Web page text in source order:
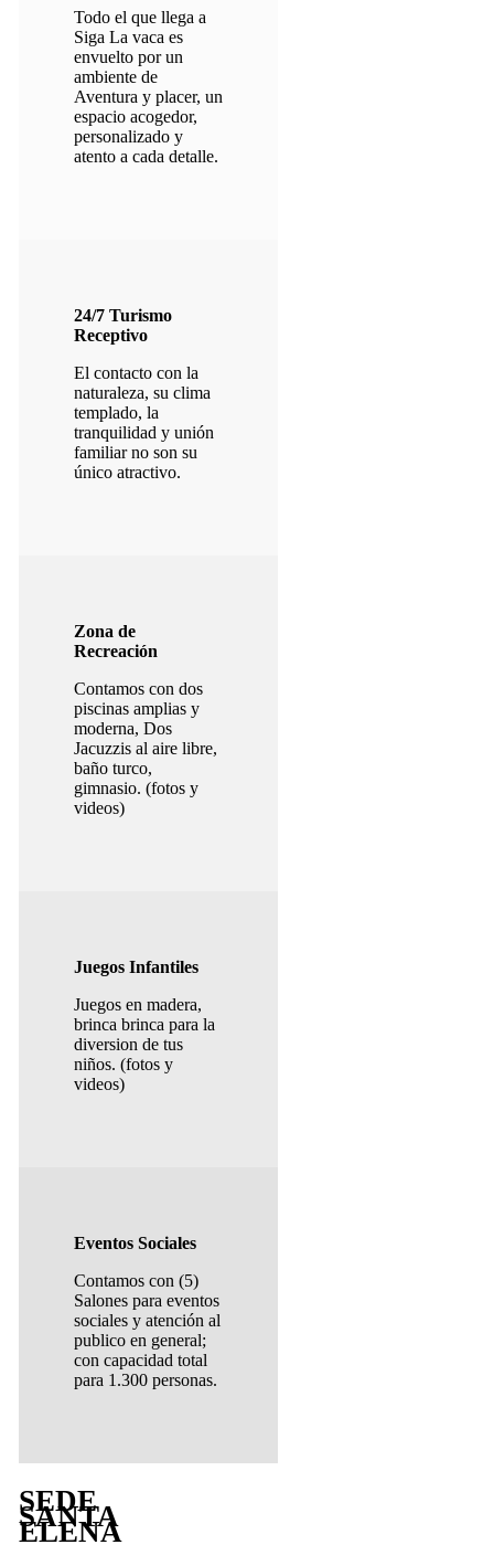
Todo el que llega a
Siga La vaca es
envuelto por un
ambiente de
Aventura y placer, un
espacio acogedor,
personalizado y
atento a cada detalle.
24/7Turismo
Receptivo
El contacto con la
naturaleza, su clima
templado, la
tranquilidad y unión
familiar no son su
único atractivo.
Zona de
Recreación
Contamos con dos
piscinas amplias y
moderna, Dos
Jacuzzis al aire libre,
baño turco,
gimnasio. (fotos y
videos)
Juegos Infantiles
Juegos en madera,
brinca brinca para la
diversion de tus
niños. (fotos y
videos)
Eventos Sociales
Contamos con (5)
Salones para eventos
sociales y atención al
publico en general;
con capacidad total
para 1.300 personas.
SEDE
SANTA
ELENA